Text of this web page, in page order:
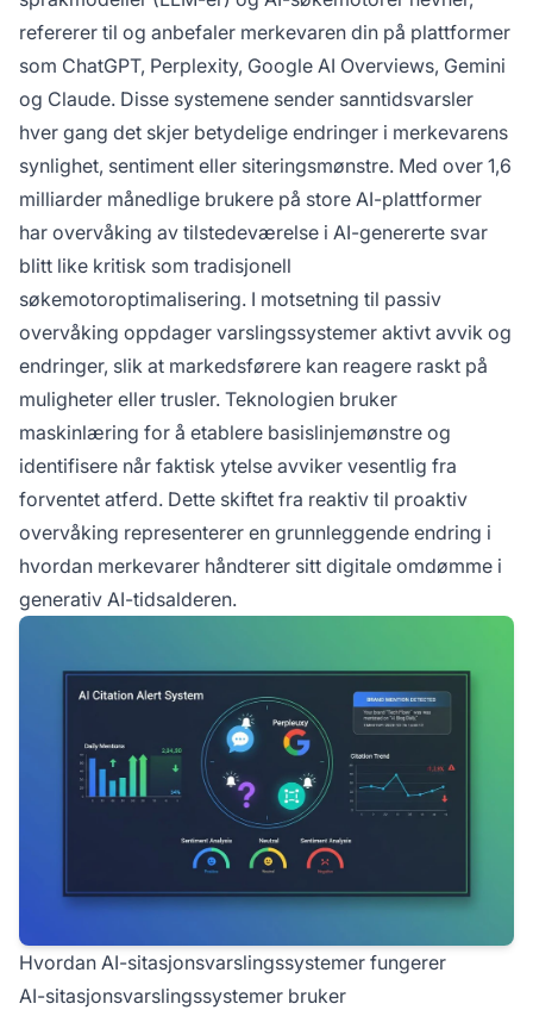
refererer til og anbefaler merkevaren din på plattformer
som ChatGPT, Perplexity, Google AI Overviews, Gemini
og Claude. Disse systemene sender sanntidsvarsler
hver gang det skjer betydelige endringer i merkevarens
synlighet, sentiment eller siteringsmønstre. Med over 1,6
milliarder månedlige brukere på store AI-plattformer
har overvåking av tilstedeværelse i AI-genererte svar
blitt like kritisk som tradisjonell
søkemotoroptimalisering. I motsetning til passiv
overvåking oppdager varslingssystemer aktivt avvik og
endringer, slik at markedsførere kan reagere raskt på
muligheter eller trusler. Teknologien bruker
maskinlæring for å etablere basislinjemønstre og
identifisere når faktisk ytelse avviker vesentlig fra
forventet atferd. Dette skiftet fra reaktiv til proaktiv
overvåking representerer en grunnleggende endring i
hvordan merkevarer håndterer sitt digitale omdømme i
generativ AI-tidsalderen.
Hvordan AI-sitasjonsvarslingssystemer fungerer
AI-sitasjonsvarslingssystemer bruker